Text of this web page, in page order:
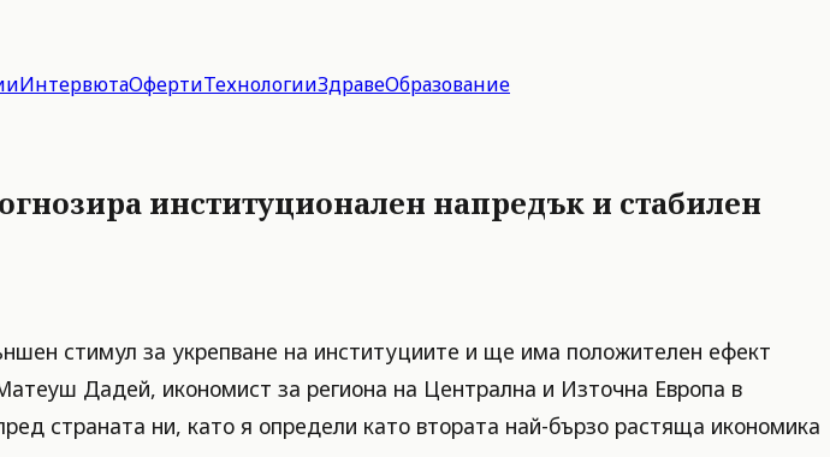
ИнтервютаОфертиТехнологииЗдравеОбразование
институционален напредък и стабилен
стимул за укрепване на институциите и ще има положителен ефект
Дадей, икономист за региона на Централна и Източна Европа в
страната ни, като я определи като втората най-бързо растяща икономика